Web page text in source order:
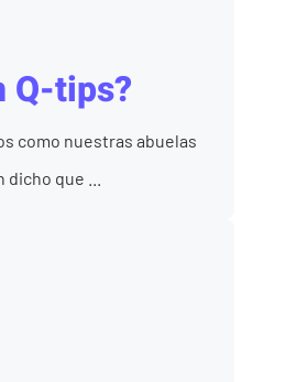
Q-tips?
como nuestras abuelas
que ...